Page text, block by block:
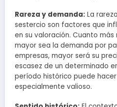
Rareza y demanda: La
sestercio son factores que
en su valoración. Cuanto
mayor sea la demanda por
empresas, mayor será su
escasez de un determinado
período histórico puede
especialmente valioso.